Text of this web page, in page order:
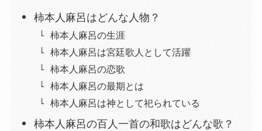
柿本人麻呂はどんな人物？
柿本人麻呂の生涯
柿本人麻呂は宮廷歌人として活躍
柿本人麻呂の恋歌
柿本人麻呂の最期とは
柿本人麻呂は神として祀られている
柿本人麻呂の百人一首の和歌はどんな歌？